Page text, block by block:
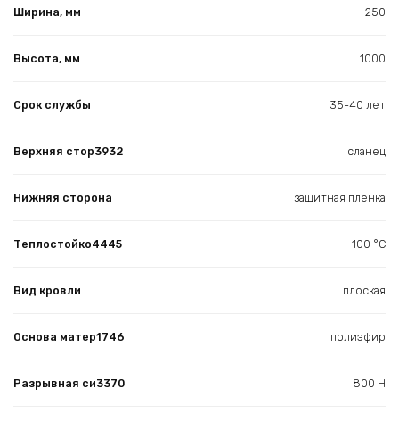
Ширина, мм 250
Высота, мм 1000
Срок службы 35-40 лет
Верхняя стор3932 сланец
Нижняя сторона защитная пленка
Теплостойко4445 100 °С
Вид кровли плоская
Основа матер1746 полиэфир
Разрывная си3370 800 Н